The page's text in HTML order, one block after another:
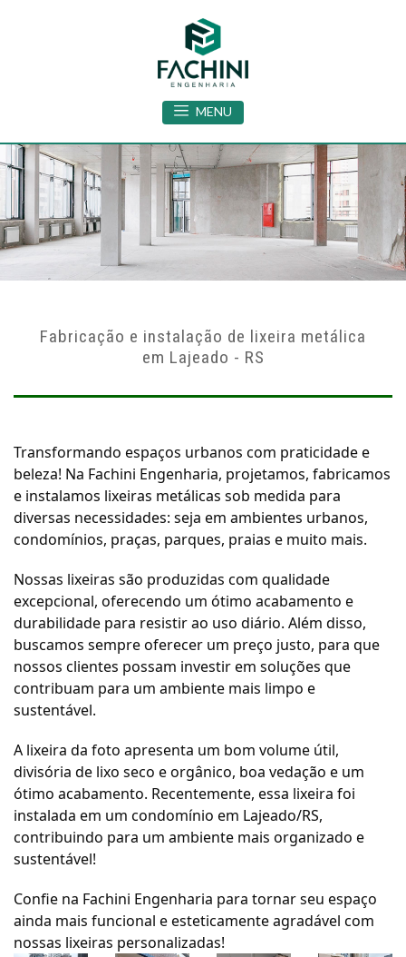
MENU
Fabricação e instalação de lixeira metálica
em Lajeado - RS
Transformando espaços urbanos com praticidade e
beleza! Na Fachini Engenharia, projetamos, fabricamos
e instalamos lixeiras metálicas sob medida para
diversas necessidades: seja em ambientes urbanos,
condomínios, praças, parques, praias e muito mais.
Nossas lixeiras são produzidas com qualidade
excepcional, oferecendo um ótimo acabamento e
durabilidade para resistir ao uso diário. Além disso,
buscamos sempre oferecer um preço justo, para que
nossos clientes possam investir em soluções que
contribuam para um ambiente mais limpo e
sustentável.
A lixeira da foto apresenta um bom volume útil,
divisória de lixo seco e orgânico, boa vedação e um
ótimo acabamento. Recentemente, essa lixeira foi
instalada em um condomínio em Lajeado/RS,
contribuindo para um ambiente mais organizado e
sustentável!
Confie na Fachini Engenharia para tornar seu espaço
ainda mais funcional e esteticamente agradável com
nossas lixeiras personalizadas!